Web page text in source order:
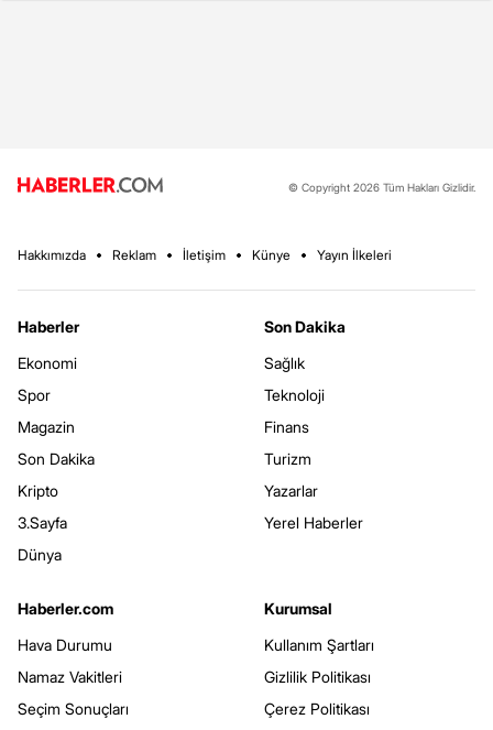
© Copyright 2026 Tüm Hakları Gizlidir.
Hakkımızda Reklam İletişim Künye Yayın İlkeleri
Haberler
Ekonomi
Spor
Magazin
Son Dakika
Kripto
3.Sayfa
Dünya
Son Dakika
Sağlık
Teknoloji
Finans
Turizm
Yazarlar
Yerel Haberler
Haberler.com
Hava Durumu
Namaz Vakitleri
Seçim Sonuçları
Kurumsal
Kullanım Şartları
Gizlilik Politikası
Çerez Politikası